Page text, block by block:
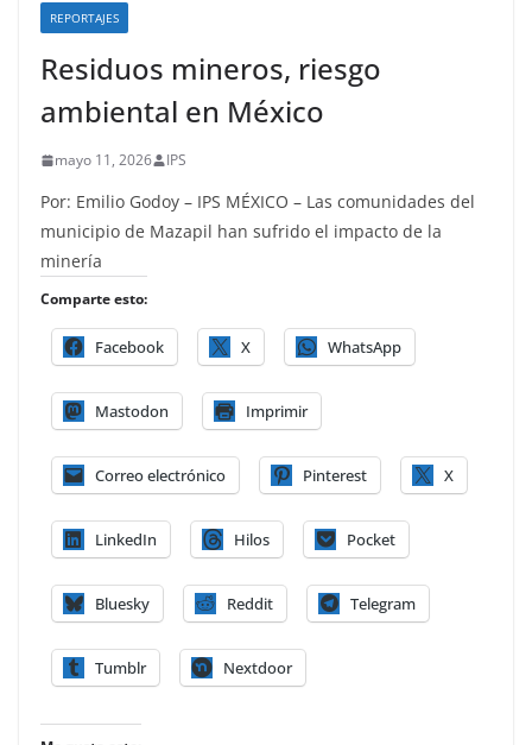
REPORTAJES
Residuos mineros, riesgo
ambiental en México
mayo 11, 2026 IPS
Por: Emilio Godoy – IPS MÉXICO – Las comunidades del
municipio de Mazapil han sufrido el impacto de la
minería
Comparte esto:
Facebook X WhatsApp
Mastodon Imprimir
Correo electrónico Pinterest X
LinkedIn Hilos Pocket
Bluesky Reddit Telegram
Tumblr Nextdoor